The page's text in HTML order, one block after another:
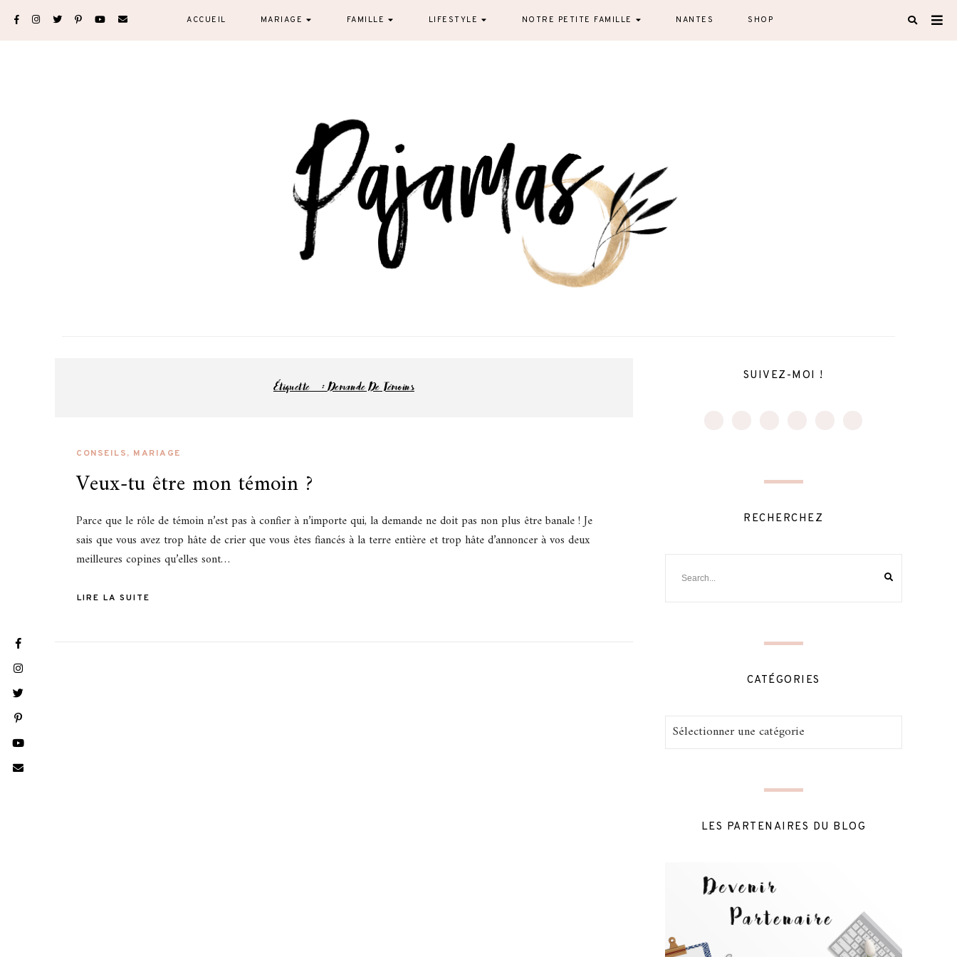
Skip
ACCUEIL MARIAGE FAMILLE LIFESTYLE NOTRE PETITE FAMILLE NANTES SHOP
Pajamas
Étiquette :Demande De Témoins
CONSEILS, MARIAGE
Veux-tu être mon témoin ?
Parce que le rôle de témoin n’est pas à confier à n’importe qui, la demande ne doit pas non plus être banale ! Je
sais que vous avez trop hâte de crier que vous êtes fiancés à la terre entière et trop hâte d’annoncer à vos deux
meilleures copines qu’elles sont…
LIRE LA SUITE
SUIVEZ-MOI !
RECHERCHEZ
CATÉGORIES
Catégories
LES PARTENAIRES DU BLOG